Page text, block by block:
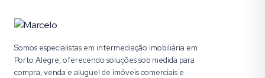
Somos especialistas em intermediação imobiliária em
Porto Alegre, oferecendo soluções sob medida para
compra, venda e aluguel de imóveis comerciais e